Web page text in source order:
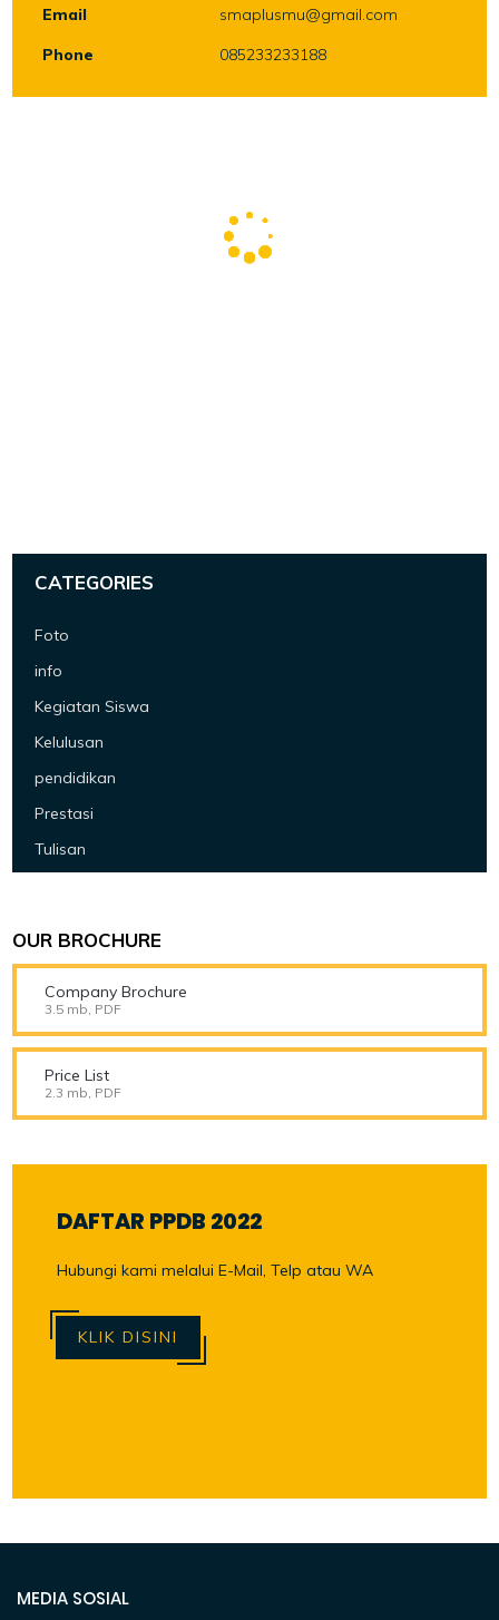
Email
smaplusmu@gmail.com
Phone
085233233188
CATEGORIES
Foto
info
Kegiatan Siswa
Kelulusan
pendidikan
Prestasi
Tulisan
OUR BROCHURE
Company Brochure
3.5 mb, PDF
Price List
2.3 mb, PDF
DAFTAR PPDB 2022
Hubungi kami melalui E-Mail, Telp atau WA
KLIK DISINI
MEDIA SOSIAL